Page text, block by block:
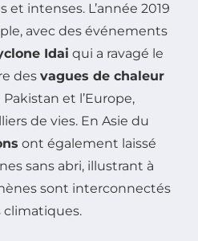
intenses. L’année 2019
avec des événements
Idai qui a ravagé le
des vagues de chaleur
et l’Europe,
de vies. En Asie du
ont également laissé
sans abri, illustrant à
sont interconnectés
climatiques.